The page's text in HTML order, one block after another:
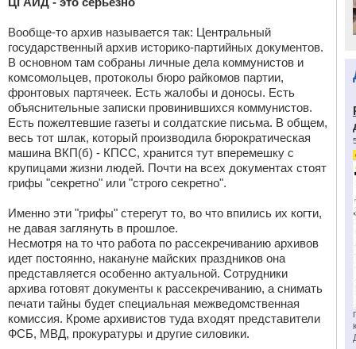
Вообще-то архив называется так: Центральный
государственный архив историко-партийных документов.
В основном там собраны личные дела коммунистов и
комсомольцев, протоколы бюро райкомов партии,
фронтовых партячеек. Есть жалобы и доносы. Есть
объяснительные записки провинившихся коммунистов.
Есть пожелтевшие газеты и солдатские письма. В общем,
весь тот шлак, который производила бюрократическая
машина ВКП(б) - КПСС, хранится тут вперемешку с
крупицами жизни людей. Почти на всех документах стоят
грифы "секретно" или "строго секретно".
Именно эти "грифы" стерегут то, во что впились их когти,
не давая заглянуть в прошлое.
Несмотря на то что работа по рассекречиванию архивов
идет постоянно, накануне майских праздников она
представляется особенно актуальной. Сотрудники
архива готовят документы к рассекречиванию, а снимать
печати тайны будет специальная межведомственная
комиссия. Кроме архивистов туда входят представители
ФСБ, МВД, прокуратуры и другие силовики.